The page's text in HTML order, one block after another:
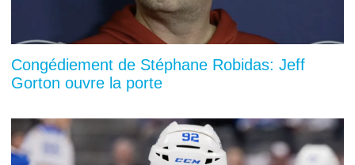
Congédiement de Stéphane Robidas: Jeff
Gorton ouvre la porte